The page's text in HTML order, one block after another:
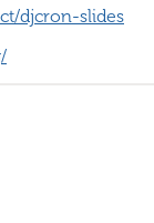
djcron-slides